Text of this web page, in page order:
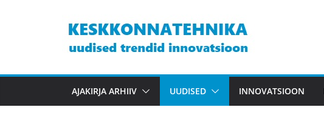
AJAKIRJA ARHIIV UUDISED INNOVATSIOON